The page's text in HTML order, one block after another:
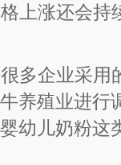
上涨还会持
多企业采
养殖业进行
幼儿奶粉这